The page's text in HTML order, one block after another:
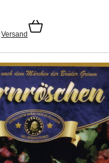
Versand